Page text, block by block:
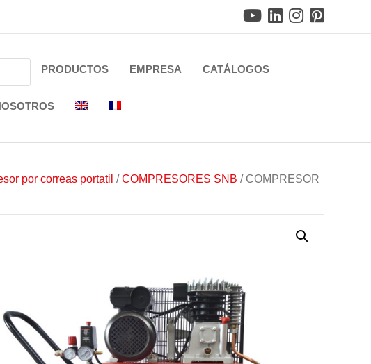
PRODUCTOS EMPRESA CATÁLOGOS
por correas portatil /COMPRESORES SNB / COMPRESOR